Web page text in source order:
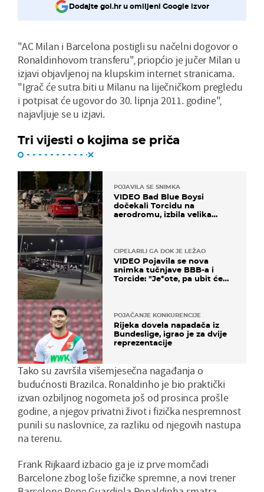
Dodajte gol.hr u omiljeni Google izvor
"AC Milan i Barcelona postigli su načelni dogovor o
Ronaldinhovom transferu", priopćio je jučer Milan u
izjavi objavljenoj na klupskim internet stranicama.
"Igrač će sutra biti u Milanu na liječničkom pregledu
i potpisat će ugovor do 30. lipnja 2011. godine",
najavljuje se u izjavi.
Tri vijesti o kojima se priča
POJAVILA SE SNIMKA
VIDEO Bad Blue Boysi
dočekali Torcidu na
aerodromu, izbila velika
CIPELARILI GA DOK JE LEŽAO
VIDEO Pojavila se nova
snimka tučnjave BBB-a i
Torcide: "Je*ote, pa ubit će
POJAČANJE KONKURENCIJE
Rijeka dovela napadača iz
Bundeslige, igrao je za dvije
reprezentacije
Tako su završila višemjesečna nagađanja o
budućnosti Brazilca. Ronaldinho je bio praktički
izvan ozbiljnog nogometa još od prosinca prošle
godine, a njegov privatni život i fizička nespremnost
punili su naslovnice, za razliku od njegovih nastupa
na terenu.
Frank Rijkaard izbacio ga je iz prve momčadi
Barcelone zbog loše fizičke spremne, a novi trener